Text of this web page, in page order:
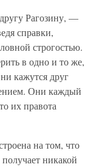
Рагозину, —
справки,
строгостью.
в одно и то же,
кажутся друг
Они каждый
их правота
на том, что
никакой